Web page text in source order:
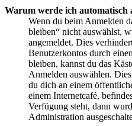
Warum werde ich automatisch
Wenn du beim Anmelden
bleiben“ nicht auswählst,
angemeldet. Dies
Benutzerkontos durch
bleiben, kannst du das
Anmelden auswählen.
du dich an einem
einem Internetcafé,
Verfügung steht, dann
Administration